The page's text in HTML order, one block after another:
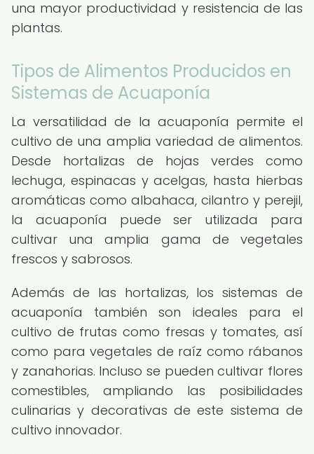
una mayor productividad y resistencia de las
plantas.
Tipos de Alimentos Producidos en
Sistemas de Acuaponía
La versatilidad de la acuaponía permite el
cultivo de una amplia variedad de alimentos.
Desde hortalizas de hojas verdes como
lechuga, espinacas y acelgas, hasta hierbas
aromáticas como albahaca, cilantro y perejil,
la acuaponía puede ser utilizada para
cultivar una amplia gama de vegetales
frescos y sabrosos.
Además de las hortalizas, los sistemas de
acuaponía también son ideales para el
cultivo de frutas como fresas y tomates, así
como para vegetales de raíz como rábanos
y zanahorias. Incluso se pueden cultivar flores
comestibles, ampliando las posibilidades
culinarias y decorativas de este sistema de
cultivo innovador.